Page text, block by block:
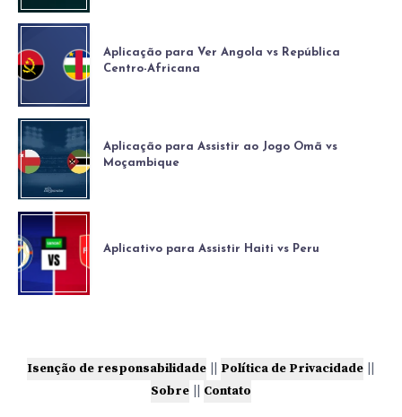
Aplicação para Ver Angola vs República
Centro-Africana
Aplicação para Assistir ao Jogo Omã vs
Moçambique
Aplicativo para Assistir Haiti vs Peru
Isenção de responsabilidade Política de Privacidade
Sobre
Contato